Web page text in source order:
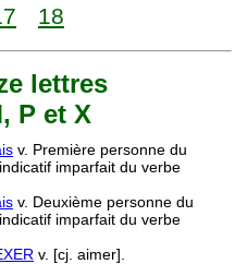
18
lettres
P et X
v. Première personne du
imparfait du verbe
v. Deuxième personne du
imparfait du verbe
v. [cj. aimer].